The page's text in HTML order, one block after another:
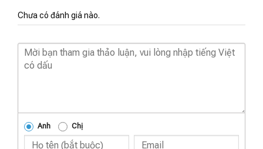
Chưa có đánh giá nào.
Anh Chị